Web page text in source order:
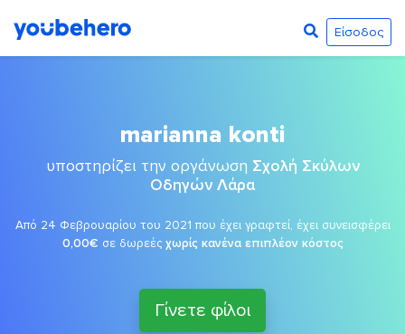
Είσοδος
marianna konti
υποστηρίζει την οργάνωση Σχολή Σκύλων
Οδηγών Λάρα
Από 24 Φεβρουαρίου του 2021 που έχει γραφτεί, έχει συνεισφέρει
0,00€ σε δωρεές χωρίς κανένα επιπλέον κόστος
Γίνετε φίλοι